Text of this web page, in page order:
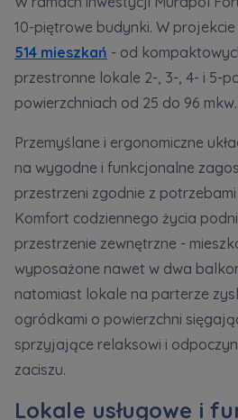
10-piętrowe budynki. W projekcie
514 mieszkań - od
przestronne lokale 2-, 3-, 4- i 5-
powierzchniach od 25 do 96 mkw.
Przemyślane i ergonomiczne
na wygodne i funkcjonalne
przestrzeni zgodnie z
Komfort codziennego życia
przestrzenie zewnętrzne -
wyposażone nawet w dwa
natomiast lokale na parterze
ogródkami o powierzchni
sprzyjające relaksowi i
zaciszu.
Lokale usługowe i